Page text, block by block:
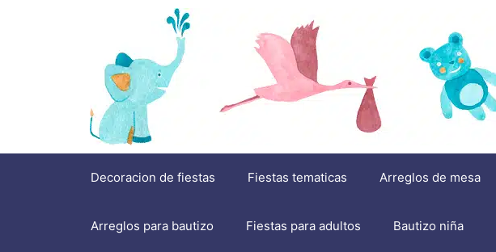
Decoracion de fiestas Fiestas tematicas Arreglos de mesa
Arreglos para bautizo Fiestas para adultos Bautizo niña